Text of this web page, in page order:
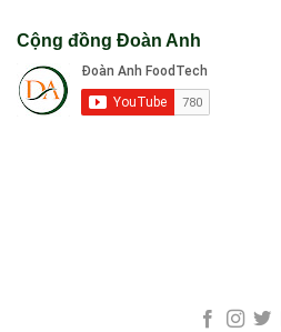
Cộng đồng Đoàn Anh